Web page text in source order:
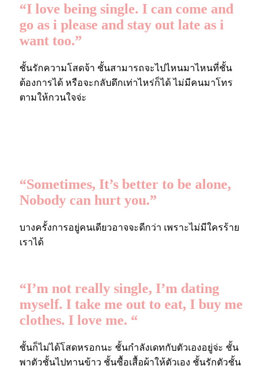
“I love being single. I can come and
go as i please and stay out late as i
want too.”
ชั้นรักความโสดจ้า ชั้นสามารถจะไปไหนมาไหนที่ชั้น
ต้องการได้ หรือจะกลับดึกเท่าไหร่ก็ได้ ไม่มีคนมาโทร
ตามให้กวนใจจ่ะ
“Sometimes, It’s better to be alone,
Nobody can hurt you.”
บางครั้งการอยู่คนเดียวอาจจะดีกว่า เพราะไม่มีใครร้าย
เราได้
“I’m not really single, I’m dating
myself. I take me out to eat, I buy me
clothes. I love me. “
ชั้นก็ไม่ได้โสดหรอกนะ ชั้นกำลังเดทกับตัวเองอยู่จ่ะ ชั้น
พาตัวชั้นไปทานข้าว ชั้นซื้อเสื้อผ้าให้ตัวเอง ชั้นรักตัวชั้น